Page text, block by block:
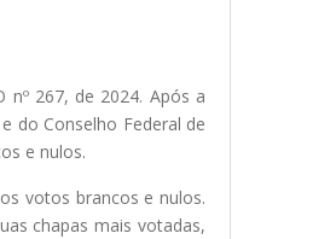
267, de 2024. Após a
do Conselho Federal de
e nulos.
votos brancos e nulos.
chapas mais votadas,